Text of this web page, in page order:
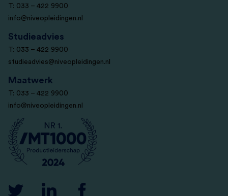
T: 033 – 422 9900
info@niveopleidingen.nl
Studieadvies
T: 033 – 422 9900
studieadvies@niveopleidingen.nl
Maatwerk
T: 033 – 422 9900
info@niveopleidingen.nl